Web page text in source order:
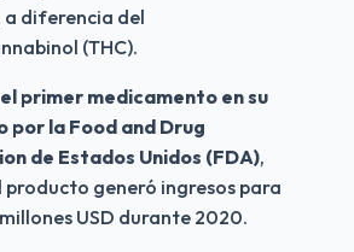
a diferencia del
(THC).
primer medicamento en su
por la Food and Drug
de Estados Unidos (FDA),
producto generó ingresos para
USD durante 2020.